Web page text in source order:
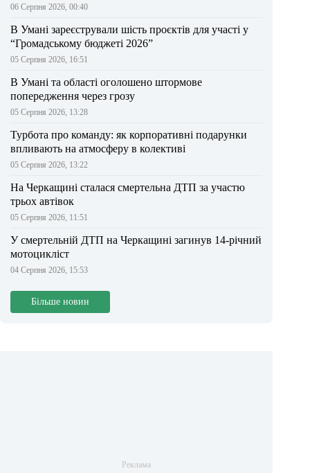
06 Серпня 2026, 00:40
В Умані зареєстрували шість проєктів для участі у
“Громадському бюджеті 2026”
05 Серпня 2026, 16:51
В Умані та області оголошено штормове
попередження через грозу
05 Серпня 2026, 13:28
Турбота про команду: як корпоративні подарунки
впливають на атмосферу в колективі
05 Серпня 2026, 13:22
На Черкащині сталася смертельна ДТП за участю
трьох автівок
05 Серпня 2026, 11:51
У смертельній ДТП на Черкащині загинув 14-річний
мотоцикліст
04 Серпня 2026, 15:53
Більше новин